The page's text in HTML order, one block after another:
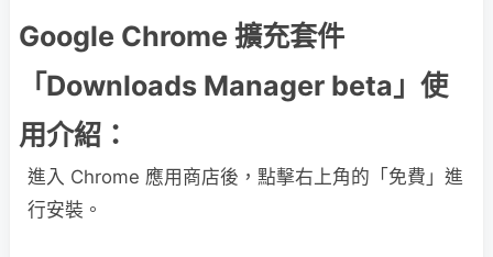
Google Chrome 擴充套件
「Downloads Manager beta」使
用介紹：
進入 Chrome 應用商店後，點擊右上角的「免費」進
行安裝。